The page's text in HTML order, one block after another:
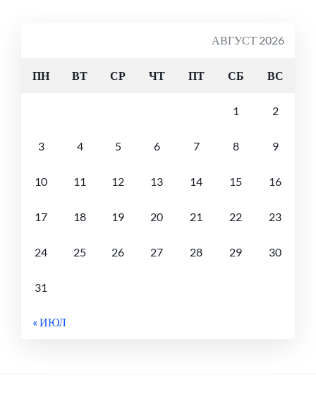
АВГУСТ 2026
ПН ВТ СР ЧТ ПТ СБ ВС
1 2
3 4 5 6 7 8 9
10 11 12 13 14 15 16
17 18 19 20 21 22 23
24 25 26 27 28 29 30
31
« ИЮЛ